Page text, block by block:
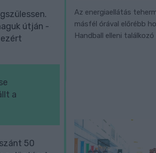
útján -
a
50
Az energiaellátás
másfél órával előrébb
Handball elleni